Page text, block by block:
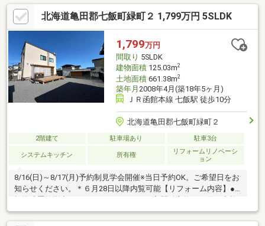
塗装●水回りシステムキッチン交換、ユニットバス交換、トイレ
交換、洗面化粧台交換●内装間取変更、玄関扉交換、室内ドア
（一部）交換、床材上張り、シューズボックス交換、クロス張替
え●その他設備給湯器交換、インターホン設置、火災警報器設
置、照明器具交換【おすすめポイント】・本物件は条件により住
宅ローン減税が適用されます。
北海道亀田郡七飯町緑町２ 1,799万円 5SLDK
1,799万円
間取り 5SLDK
建物面積125.03m2
土地面積661.38m2
築年月 2008年4月(築18年5ヶ月)
ＪＲ函館本線 七飯駅 徒歩10分
北海道亀田郡七飯町緑町２
2階建て 駐車場あり 駐車3台
システムキッチン 所有権
リフォームリノベーシ
ョン
8/16(日)～8/17(月)予約制見学会開催※当日予約OK。ご希望日をお
知らせください。＊６月28日以降内覧可能【リフォーム内容】●
●外構庭一部人工芝シート敷き、北西側境界線ブロック、白線入
れ、一部物置撤去【おすすめポイント】・本物件は条件により住